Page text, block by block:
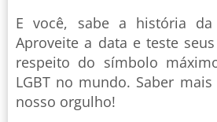
E você, sabe a história da
Aproveite a data e teste
respeito do símbolo
LGBT no mundo. Saber
nosso orgulho!